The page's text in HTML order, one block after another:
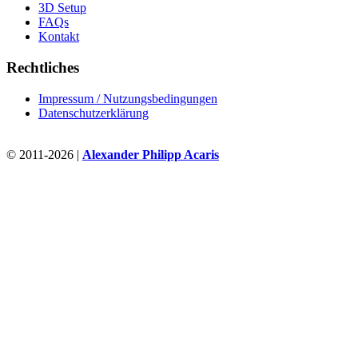
3D Setup
FAQs
Kontakt
Rechtliches
Impressum / Nutzungsbedingungen
Datenschutzerklärung
© 2011-2026 | Alexander Philipp Acaris